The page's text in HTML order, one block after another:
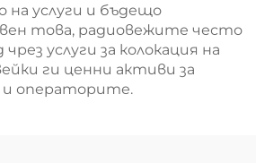
услуги и бъдещо
това, радиовежите често
услуги за колокация на
ги ценни активи за
операторите.